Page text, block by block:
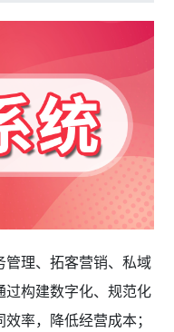
管理、拓客营销、私域
构建数字化、规范化
率，降低经营成本；